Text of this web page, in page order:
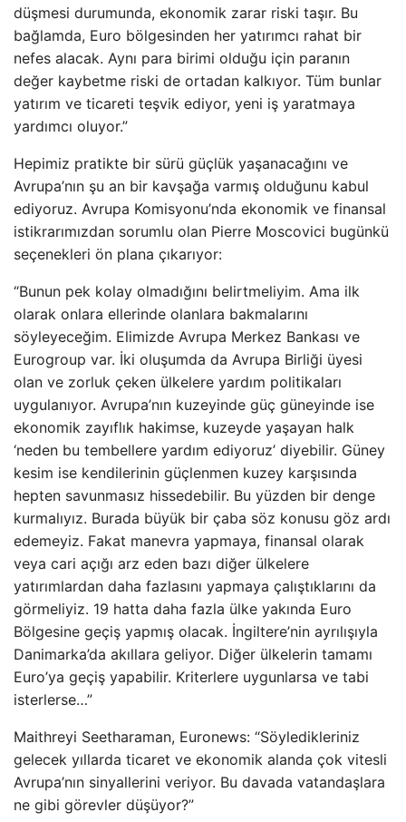
düşmesi durumunda, ekonomik zarar riski taşır. Bu
bağlamda, Euro bölgesinden her yatırımcı rahat bir
nefes alacak. Aynı para birimi olduğu için paranın
değer kaybetme riski de ortadan kalkıyor. Tüm bunlar
yatırım ve ticareti teşvik ediyor, yeni iş yaratmaya
yardımcı oluyor.”
Hepimiz pratikte bir sürü güçlük yaşanacağını ve
Avrupa’nın şu an bir kavşağa varmış olduğunu kabul
ediyoruz. Avrupa Komisyonu’nda ekonomik ve finansal
istikrarımızdan sorumlu olan Pierre Moscovici bugünkü
seçenekleri ön plana çıkarıyor:
“Bunun pek kolay olmadığını belirtmeliyim. Ama ilk
olarak onlara ellerinde olanlara bakmalarını
söyleyeceğim. Elimizde Avrupa Merkez Bankası ve
Eurogroup var. İki oluşumda da Avrupa Birliği üyesi
olan ve zorluk çeken ülkelere yardım politikaları
uygulanıyor. Avrupa’nın kuzeyinde güç güneyinde ise
ekonomik zayıflık hakimse, kuzeyde yaşayan halk
‘neden bu tembellere yardım ediyoruz’ diyebilir. Güney
kesim ise kendilerinin güçlenmen kuzey karşısında
hepten savunmasız hissedebilir. Bu yüzden bir denge
kurmalıyız. Burada büyük bir çaba söz konusu göz ardı
edemeyiz. Fakat manevra yapmaya, finansal olarak
veya cari açığı arz eden bazı diğer ülkelere
yatırımlardan daha fazlasını yapmaya çalıştıklarını da
görmeliyiz. 19 hatta daha fazla ülke yakında Euro
Bölgesine geçiş yapmış olacak. İngiltere’nin ayrılışıyla
Danimarka’da akıllara geliyor. Diğer ülkelerin tamamı
Euro’ya geçiş yapabilir. Kriterlere uygunlarsa ve tabi
isterlerse…”
Maithreyi Seetharaman, Euronews: “Söyledikleriniz
gelecek yıllarda ticaret ve ekonomik alanda çok vitesli
Avrupa’nın sinyallerini veriyor. Bu davada vatandaşlara
ne gibi görevler düşüyor?”